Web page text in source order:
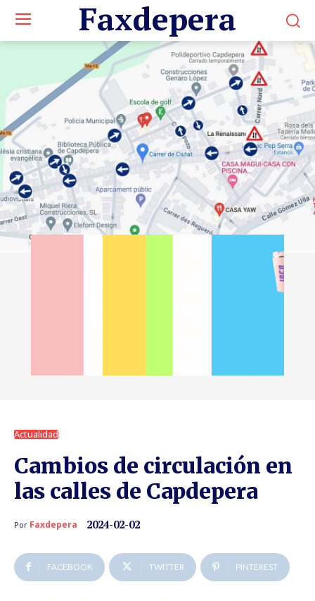
Faxdepera
Actualidad
Cambios de circulación en
las calles de Capdepera
Por Faxdepera 2024-02-02
FACEBOOK TWITTER PINTEREST